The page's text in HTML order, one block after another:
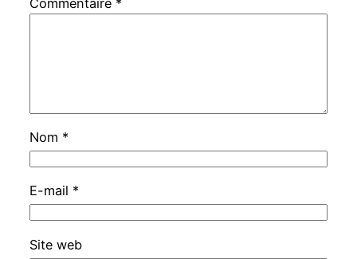
Nom *
E-mail *
Site web